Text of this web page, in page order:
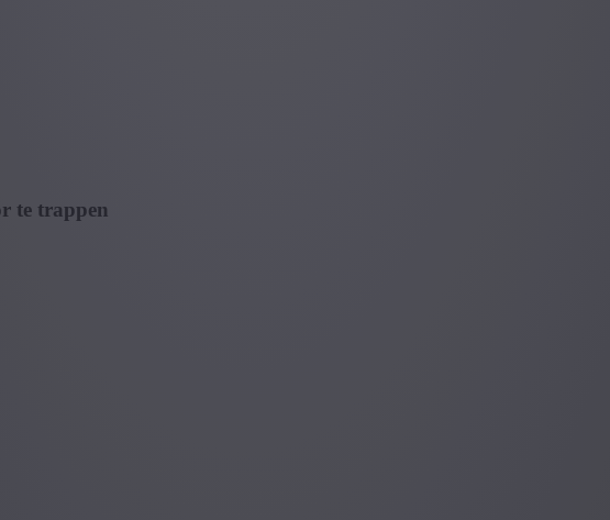
te trappen